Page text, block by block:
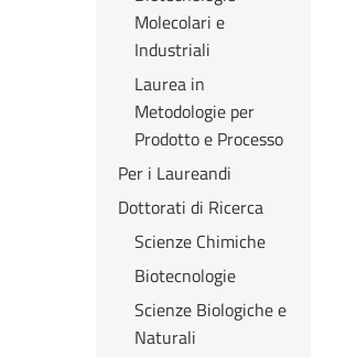
Molecolari e
Industriali
Laurea in
Metodologie per
Prodotto e Processo
Per i Laureandi
Dottorati di Ricerca
Scienze Chimiche
Biotecnologie
Scienze Biologiche e
Naturali